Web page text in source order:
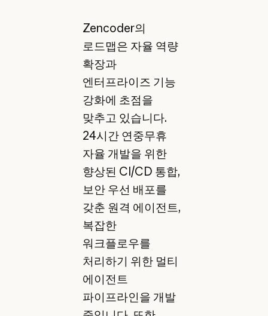
Zencoder의
로드맵은 자율 역량
확장과
엔터프라이즈 기능
강화에 초점을
맞추고 있습니다.
24시간 연중무휴
자율 개발을 위한
향상된 CI/CD 통합,
보안 우선 배포를
갖춘 원격 에이전트,
복잡한
워크플로우를
처리하기 위한 멀티
에이전트
파이프라인을 개발